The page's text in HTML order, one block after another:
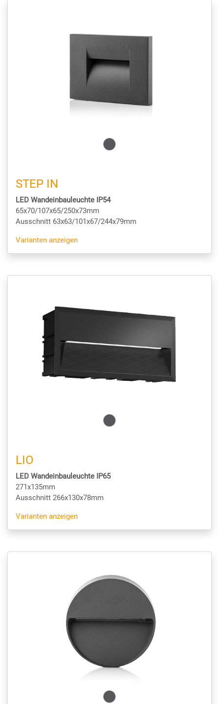
STEP IN
LED Wandeinbauleuchte IP54
65x70/107x65/250x73mm
Ausschnitt 63x63/101x67/244x79mm
Varianten anzeigen
LIO
LED Wandeinbauleuchte IP65
271x135mm
Ausschnitt 266x130x78mm
Varianten anzeigen